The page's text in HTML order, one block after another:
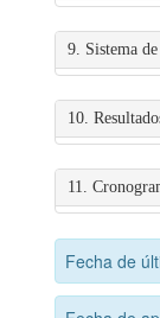
9. Sistema
10.
11.
Fecha de